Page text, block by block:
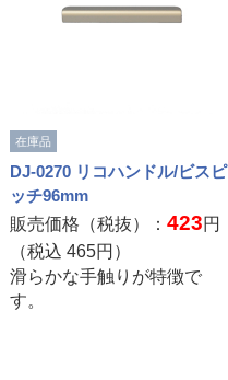
在庫品
DJ-0270 リコハンドル/ビスピ
ッチ96mm
販売価格（税抜）： 423円
（税込 465円）
滑らかな手触りが特徴で
す。